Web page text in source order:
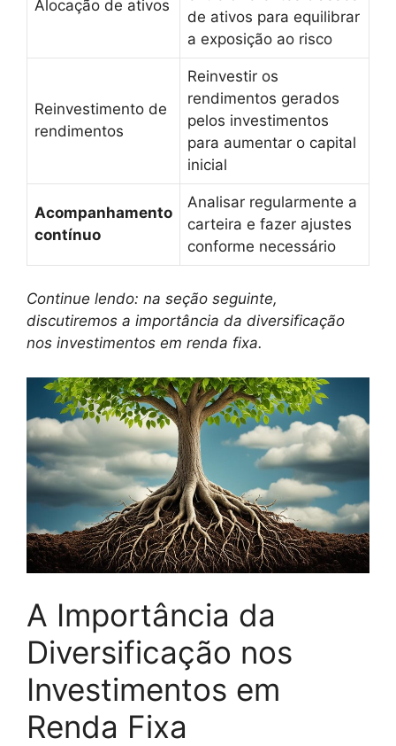
Alocação de ativos
de ativos para equilibrar
a exposição ao risco
Reinvestimento de
rendimentos
Reinvestir os
rendimentos gerados
pelos investimentos
para aumentar o capital
inicial
Acompanhamento
contínuo
Analisar regularmente a
carteira e fazer ajustes
conforme necessário
Continue lendo: na seção seguinte,
discutiremos a importância da diversificação
nos investimentos em renda fixa.
A Importância da
Diversificação nos
Investimentos em
Renda Fixa